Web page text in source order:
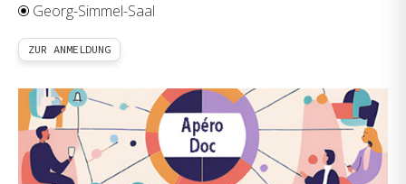
Georg-Simmel-Saal
ZUR ANMELDUNG